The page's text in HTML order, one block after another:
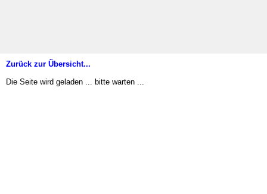
Zurück zur Übersicht...
Die Seite wird geladen ... bitte warten ...